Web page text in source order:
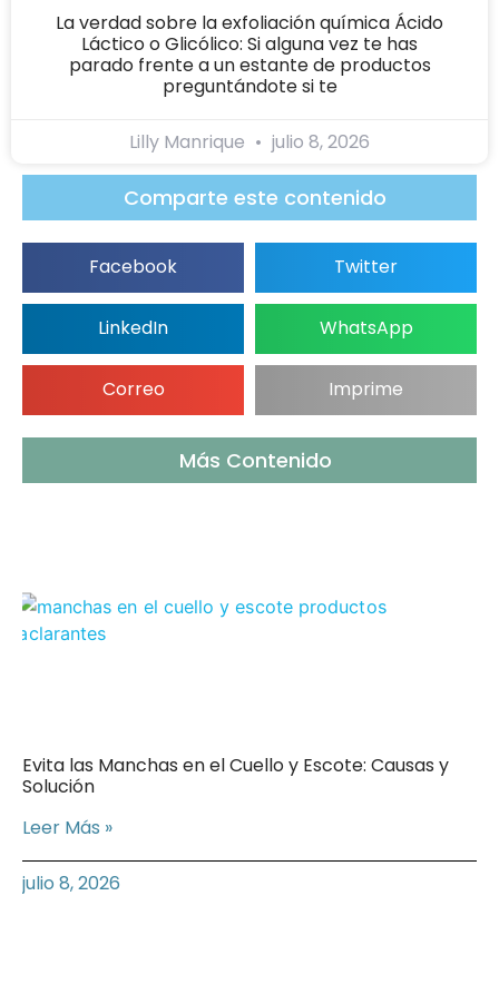
La verdad sobre la exfoliación química Ácido
Láctico o Glicólico: Si alguna vez te has
parado frente a un estante de productos
preguntándote si te
Lilly Manrique julio 8, 2026
Comparte este contenido
Facebook Twitter
LinkedIn WhatsApp
Correo Imprime
Más Contenido
Evita las Manchas en el Cuello y Escote: Causas y
Solución
Leer Más »
julio 8, 2026